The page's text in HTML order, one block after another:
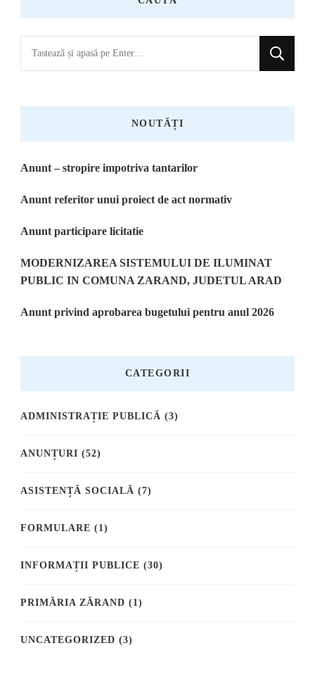
Cauți
ceva?
NOUTĂȚI
Anunt – stropire impotriva tantarilor
Anunt referitor unui proiect de act normativ
Anunt participare licitatie
MODERNIZAREA SISTEMULUI DE ILUMINAT
PUBLIC IN COMUNA ZARAND, JUDETUL ARAD
Anunt privind aprobarea bugetului pentru anul 2026
CATEGORII
ADMINISTRAȚIE PUBLICĂ (3)
ANUNȚURI (52)
ASISTENȚĂ SOCIALĂ (7)
FORMULARE (1)
INFORMAȚII PUBLICE (30)
PRIMĂRIA ZĂRAND (1)
UNCATEGORIZED (3)